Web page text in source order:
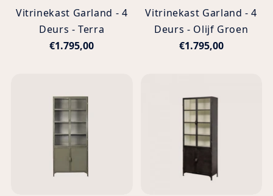
Vitrinekast Garland - 4
Deurs - Terra
€1.795,00
Vitrinekast Garland - 4
Deurs - Olijf Groen
€1.795,00